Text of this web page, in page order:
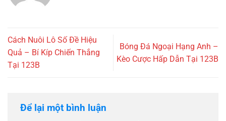
Cách Nuôi Lô Số Đề Hiệu
Quả – Bí Kíp Chiến Thắng
Tại 123B
Bóng Đá Ngoại Hạng Anh –
Kèo Cược Hấp Dẫn Tại 123B
Để lại một bình luận